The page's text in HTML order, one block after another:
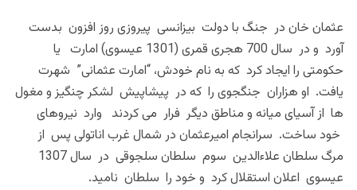
عثمان خان در جنگ با دولت بیزانسی پیروزی روز افزون بدست
آورد و در سال 700 هجری قمری (1301 عیسوی) امارت یا
حکومتی را ایجاد کرد که به نام خودش، “امارت عثمانی” شهرت
یافت. او هزاران جنگجوی را که در پیشاپیش لشکر چنگیز و مغول
ها از آسیای میانه و مناطق دیگر فرار می کردند وارد نیروهای
خود ساخت. سرانجام امیرعثمان در شمال غرب اناتولی پس از
مرگ سلطان علاءالدین سوم سلطان سلجوقی در سال 1307
عیسوی اعلان استقلال کرد و خود را سلطان نامید.